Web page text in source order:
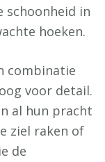
schoonheid in
hoeken.
combinatie
voor detail.
al hun pracht
ziel raken of
de